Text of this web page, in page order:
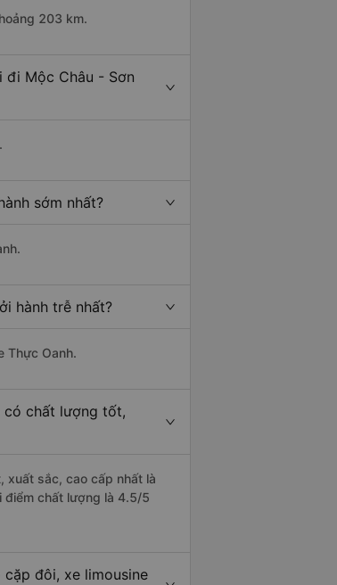
203 km.
đi Mộc Châu - Sơn
sớm nhất?
hành trễ nhất?
Thực Oanh.
có chất lượng tốt,
xuất sắc, cao cấp nhất là
điểm chất lượng là 4.5/5
cặp đôi, xe limousine